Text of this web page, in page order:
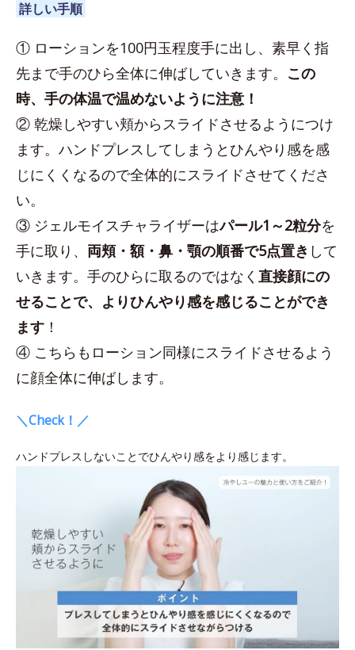
詳しい手順
① ローションを100円玉程度手に出し、素早く指
先まで手のひら全体に伸ばしていきます。 この
時、手の体温で温めないように注意！
② 乾燥しやすい頬からスライドさせるようにつけ
ます。ハンドプレスしてしまうとひんやり感を感
じにくくなるので全体的にスライドさせてくださ
い。
③ ジェルモイスチャライザーはパール1～2粒分を
手に取り、 両頬・額・鼻・顎の順番で5点置き して
いきます。手のひらに取るのではなく 直接顔にの
せることで、よりひんやり感を感じることができ
ます ！
④ こちらもローション同様にスライドさせるよう
に顔全体に伸ばします。
＼Check！／
ハンドプレスしないことでひんやり感をより感じます。